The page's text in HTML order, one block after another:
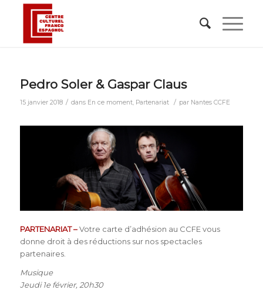
Pedro Soler & Gaspar Claus
15 janvier 2018 / dans En ce moment, Partenariat / par Nantes CCFE
PARTENARIAT –Votre carte d’adhésion au CCFE vous
donne droit à des réductions sur nos spectacles
partenaires.
Musique
Jeudi 1e février, 20h30